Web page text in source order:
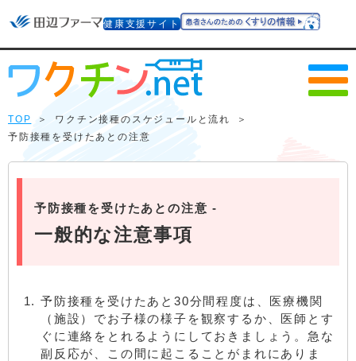
健康支援サイト
TOP ＞ ワクチン接種のスケジュールと流れ
＞
予防接種を受けたあとの注意
予防接種を受けたあとの注意 -
一般的な注意事項
予防接種を受けたあと30分間程度は、医療機関
（施設）でお子様の様子を観察するか、医師とす
ぐに連絡をとれるようにしておきましょう。急な
副反応が、この間に起こることがまれにありま